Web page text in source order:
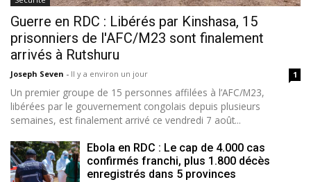
Guerre en RDC : Libérés par Kinshasa, 15
prisonniers de l'AFC/M23 sont finalement
arrivés à Rutshuru
Joseph Seven - Il y a environ un jour 1
Un premier groupe de 15 personnes affilées à l’AFC/M23,
libérées par le gouvernement congolais depuis plusieurs
semaines, est finalement arrivé ce vendredi 7 août...
Ebola en RDC : Le cap de 4.000 cas
confirmés franchi, plus 1.800 décès
enregistrés dans 5 provinces